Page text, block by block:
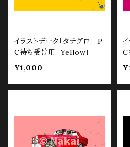
イラストデータ「タテグロ P
C待ち受け用 Yellow」
¥1,000
C